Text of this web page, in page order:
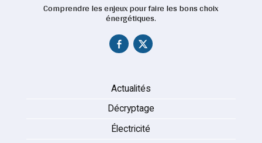
Comprendre les enjeux pour faire les bons choix
énergétiques.
Actualités
Décryptage
Électricité